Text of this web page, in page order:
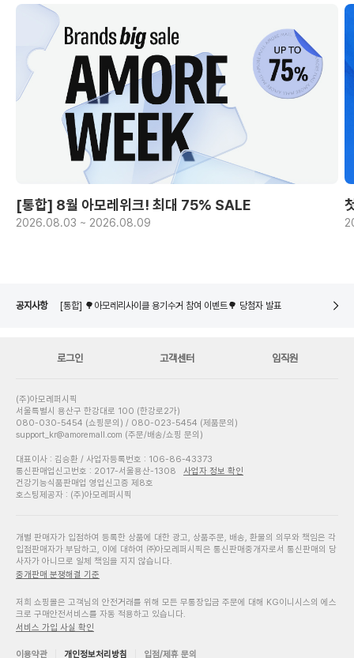
[통합] 8월 아모레위크! 최대 75% SALE
2026.08.03 ~ 2026.08.09
공지사항
[통합] 🌳아모레리사이클 용기수거 참여 이벤트🌳 당첨자 발표
로그인 고객센터 임직원
(주)아모레퍼시픽
서울특별시 용산구 한강대로 100 (한강로2가)
080-030-5454 (쇼핑문의) / 080-023-5454 (제품문의)
support_kr@amoremall.com (주문/배송/쇼핑 문의)
대표이사 : 김승환 / 사업자등록번호 : 106-86-43373
통신판매업신고번호 : 2017-서울용산-1308
사업자 정보 확인
건강기능식품판매업 영업신고증 제8호
호스팅제공자 : (주)아모레퍼시픽
개별 판매자가 입점하여 등록한 상품에 대한 광고, 상품주문, 배송, 환불의 의무와 책임은 각
입점판매자가 부담하고, 이에 대하여 ㈜아모레퍼시픽은 통신판매중개자로서 통신판매의 당
사자가 아니므로 일체 책임을 지지 않습니다.
중개판매 분쟁해결 기준
저희 쇼핑몰은 고객님의 안전거래를 위해 모든 무통장입금 주문에 대해 KG이니시스의 에스
크로 구매안전서비스를 자동 적용하고 있습니다.
서비스 가입 사실 확인
이용약관 개인정보처리방침 입점/제휴 문의